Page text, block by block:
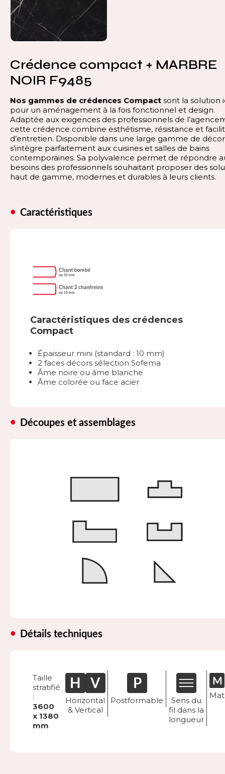
Crédence compact + MARBRE
NOIR F9485
Nos gammes de crédences Compact sont la solution
pour un aménagement à la fois fonctionnel et design.
Adaptée aux exigences des professionnels de
cette crédence combine esthétisme, résistance et
d’entretien. Disponible dans une large gamme de
s’intègre parfaitement aux cuisines et salles de bains
contemporaines. Sa polyvalence permet de répondre
besoins des professionnels souhaitant proposer des
haut de gamme, modernes et durables à leurs clients.
Caractéristiques
Caractéristiques des crédences
Compact
Épaisseur mini (standard : 10 mm)
2 faces décors sélection Sofema
Âme noire ou âme blanche
Âme colorée ou face acier
Découpes et assemblages
Détails techniques
Taille
stratifié
:
3600
x 1380
mm
Horizontal
& Vertical
Postformable
Sens du
fil dans la
longueur
Mat